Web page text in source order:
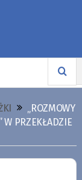
„ROZMOWY
W PRZEKŁADZIE